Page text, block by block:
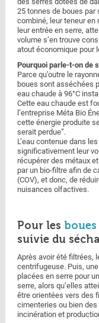
25 tonnes de boues par
combiné, leur teneur en
leur entrée en serre,
volume s’en trouve
atout économique pour
Pourquoi parle-t-on de
Parce qu’outre le
boues sont asséchées
eau chaude à 96°C
Cette eau chaude est
l’entreprise Méta Bio
cette énergie produite
serait perdue”.
L’eau contenue dans
significativement leur
récupérer des métaux
par un bio-filtre afin de
(COV), et donc, de
nuisances olfactives.
Pour les
suivie du
Après avoir été filtrées,
centrifugeuse. Puis,
placées en serre pour
serre, alors qu’elles
être orientées vers des
cimenteries ou bien
incinération et